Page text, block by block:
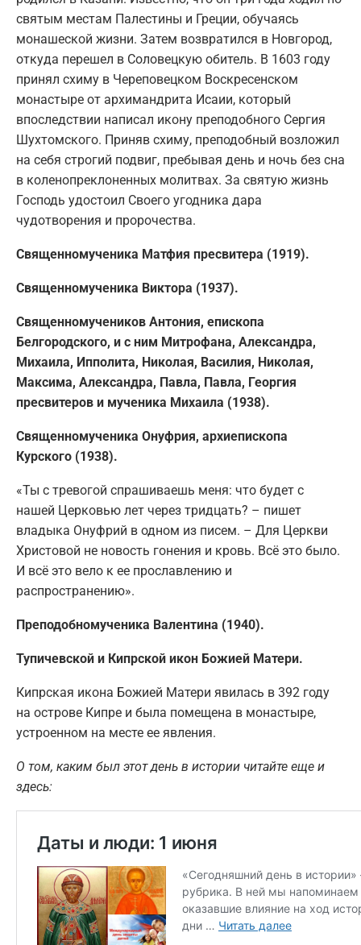
святым местам Палестины и Греции, обучаясь
монашеской жизни. Затем возвратился в Новгород,
откуда перешел в Соловецкую обитель. В 1603 году
принял схиму в Череповецком Воскресенском
монастыре от архимандрита Исаии, который
впоследствии написал икону преподобного Сергия
Шухтомского. Приняв схиму, преподобный возложил
на себя строгий подвиг, пребывая день и ночь без сна
в коленопреклоненных молитвах. За святую жизнь
Господь удостоил Своего угодника дара
чудотворения и пророчества.
Священномученика Матфия пресвитера (1919).
Священномученика Виктора (1937).
Священномучеников Антония, епископа
Белгородского, и с ним Митрофана, Александра,
Михаила, Ипполита, Николая, Василия, Николая,
Максима, Александра, Павла, Павла, Георгия
пресвитеров и мученика Михаила (1938).
Священномученика Онуфрия, архиепископа
Курского (1938).
«Ты с тревогой спрашиваешь меня: что будет с
нашей Церковью лет через тридцать? – пишет
владыка Онуфрий в одном из писем. – Для Церкви
Христовой не новость гонения и кровь. Всё это было.
И всё это вело к ее прославлению и
распространению».
Преподобномученика Валентина (1940).
Тупичевской и Кипрской икон Божией Матери.
Кипрская икона Божией Матери явилась в 392 году
на острове Кипре и была помещена в монастыре,
устроенном на месте ее явления.
О том, каким был этот день в истории читайте еще и
здесь: